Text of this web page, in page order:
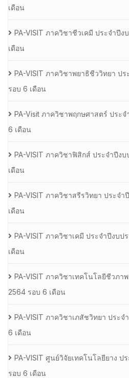
เดือน
PA-VISIT ภาควิชาชีวเคมี ประจำปี
เดือน
PA-VISIT ภาควิชาพยาธิชีววิทยา ป
รอบ 6 เดือน
PA-Visit ภาควิชาพฤกษศาสตร์ ประ
6 เดือน
PA-VISIT ภาควิชาฟิสิกส์ ประจำปีง
เดือน
PA-VISIT ภาควิชาสรีรวิทยา ประจ
เดือน
PA-VISIT ภาควิชาเคมี ประจำปีงบ
เดือน
PA-VISIT ภาควิชาเทคโนโลยีชีวภา
2564 รอบ 6 เดือน
PA-VISIT ภาควิชาเภสัชวิทยา ประ
6 เดือน
PA-VISIT ศูนย์วิจัยเทคโนโลยียาง
รอบ 6 เดือน